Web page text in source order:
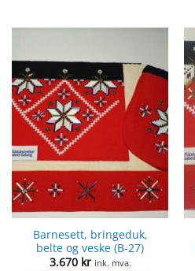
Barnesett, bringeduk,
belte og veske (B-27)
3.670 kr ink. mva.